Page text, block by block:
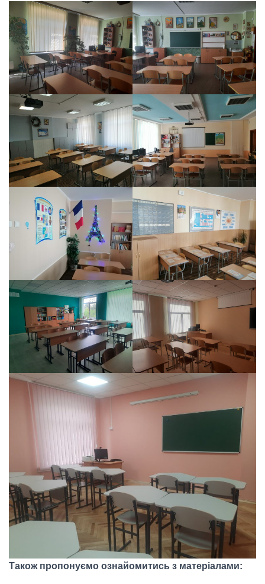
Також пропонуємо ознайомитись з матеріалами: